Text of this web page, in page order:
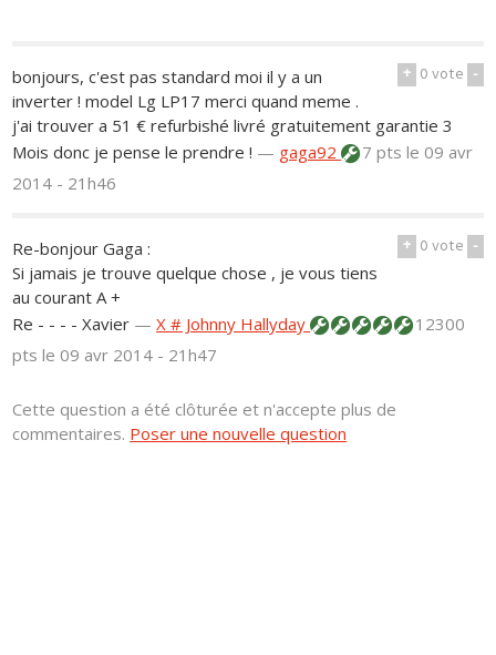
+ 0vote -
bonjours, c'est pas standard moi il y a un
inverter ! model Lg LP17 merci quand meme .
j'ai trouver a 51 € refurbishé livré gratuitement garantie 3
Mois donc je pense le prendre ! — gaga92 7 ptsle 09 avr
2014 - 21h46
+ 0vote -
Re-bonjour Gaga :
Si jamais je trouve quelque chose , je vous tiens
au courant A +
Re - - - - Xavier —X # Johnny Hallyday
12300
ptsle 09 avr 2014 - 21h47
Cette question a été clôturée et n'accepte plus de
commentaires. Poser une nouvelle question